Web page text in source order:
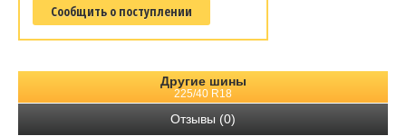
Сообщить о поступлении
Другие шины
225/40 R18
Отзывы (0)